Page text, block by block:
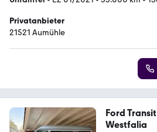
Privatanbieter
21521 Aumühle
Ford
Westfalia